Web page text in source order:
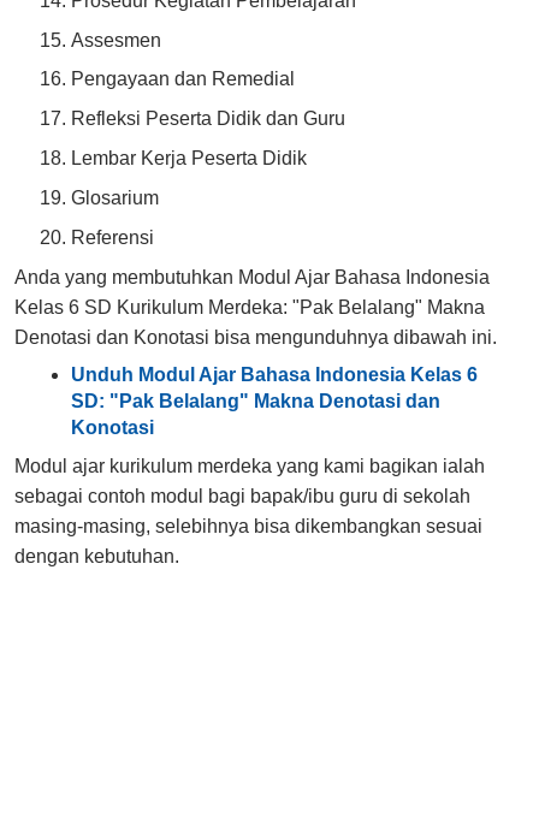
Assesmen
Pengayaan dan Remedial
Refleksi Peserta Didik dan Guru
Lembar Kerja Peserta Didik
Glosarium
Referensi
Anda yang membutuhkan Modul Ajar Bahasa Indonesia
Kelas 6 SD Kurikulum Merdeka: "Pak Belalang" Makna
Denotasi dan Konotasi bisa mengunduhnya dibawah ini.
Unduh Modul Ajar Bahasa Indonesia Kelas 6
SD: "Pak Belalang" Makna Denotasi dan
Konotasi
Modul ajar kurikulum merdeka yang kami bagikan ialah
sebagai contoh modul bagi bapak/ibu guru di sekolah
masing-masing, selebihnya bisa dikembangkan sesuai
dengan kebutuhan.